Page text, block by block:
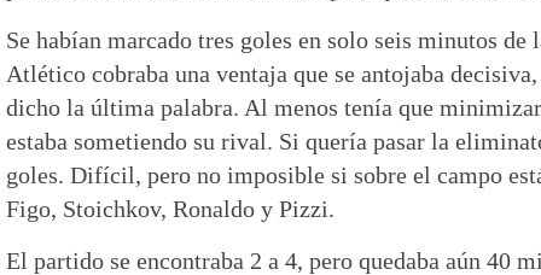
Se habían marcado tres goles en solo seis minutos de
Atlético cobraba una ventaja que se antojaba
dicho la última palabra. Al menos tenía que
estaba sometiendo su rival. Si quería pasar la
goles. Difícil, pero no imposible si sobre el campo
Figo, Stoichkov, Ronaldo y Pizzi.
El partido se encontraba 2 a 4, pero quedaba aún 40